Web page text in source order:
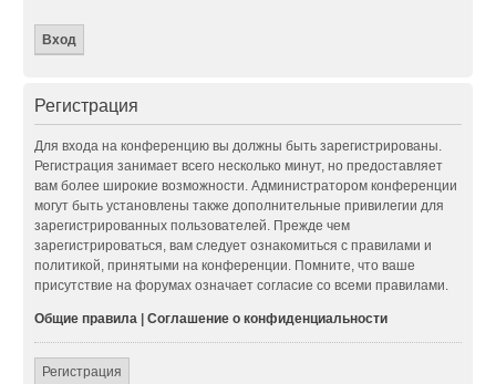
Регистрация
Для входа на конференцию вы должны быть зарегистрированы.
Регистрация занимает всего несколько минут, но предоставляет
вам более широкие возможности. Администратором конференции
могут быть установлены также дополнительные привилегии для
зарегистрированных пользователей. Прежде чем
зарегистрироваться, вам следует ознакомиться с правилами и
политикой, принятыми на конференции. Помните, что ваше
присутствие на форумах означает согласие со всеми правилами.
Общие правила |Соглашение о конфиденциальности
Регистрация